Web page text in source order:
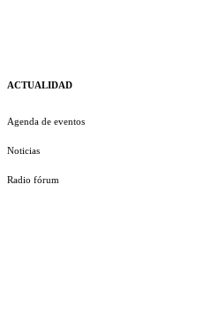
ACTUALIDAD
Agenda de eventos
Noticias
Radio fórum